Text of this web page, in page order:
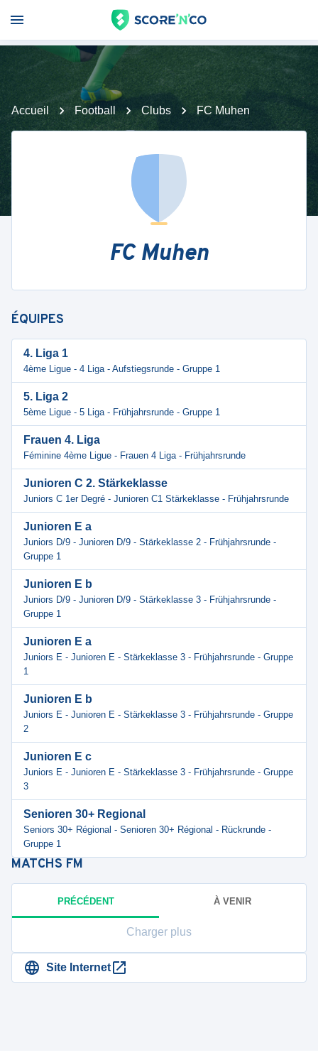
Accueil Football Clubs FC Muhen
FC Muhen
ÉQUIPES
4. Liga 1
4ème Ligue - 4 Liga - Aufstiegsrunde - Gruppe 1
5. Liga 2
5ème Ligue - 5 Liga - Frühjahrsrunde - Gruppe 1
Frauen 4. Liga
Féminine 4ème Ligue - Frauen 4 Liga - Frühjahrsrunde
Junioren C 2. Stärkeklasse
Juniors C 1er Degré - Junioren C1 Stärkeklasse - Frühjahrsrunde
Junioren E a
Juniors D/9 - Junioren D/9 - Stärkeklasse 2 - Frühjahrsrunde -
Gruppe 1
Junioren E b
Juniors D/9 - Junioren D/9 - Stärkeklasse 3 - Frühjahrsrunde -
Gruppe 1
Junioren E a
Juniors E - Junioren E - Stärkeklasse 3 - Frühjahrsrunde - Gruppe
1
Junioren E b
Juniors E - Junioren E - Stärkeklasse 3 - Frühjahrsrunde - Gruppe
2
Junioren E c
Juniors E - Junioren E - Stärkeklasse 3 - Frühjahrsrunde - Gruppe
3
Senioren 30+ Regional
Seniors 30+ Régional - Senioren 30+ Régional - Rückrunde -
Gruppe 1
MATCHS FM
PRÉCÉDENT À VENIR
Charger plus
Site Internet